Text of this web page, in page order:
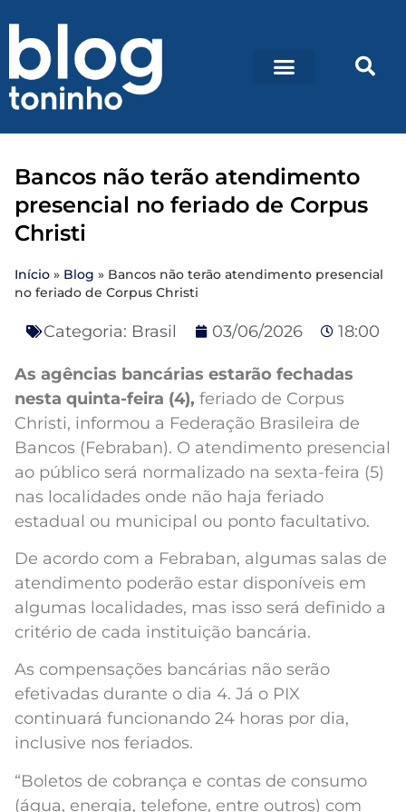
Bancos não terão atendimento
presencial no feriado de Corpus
Christi
Início » Blog » Bancos não terão atendimento presencial
no feriado de Corpus Christi
Categoria: Brasil 03/06/2026 18:00
As agências bancárias estarão fechadas
nesta quinta-feira (4), feriado de Corpus
Christi, informou a Federação Brasileira de
Bancos (Febraban). O atendimento presencial
ao público será normalizado na sexta-feira (5)
nas localidades onde não haja feriado
estadual ou municipal ou ponto facultativo.
De acordo com a Febraban, algumas salas de
atendimento poderão estar disponíveis em
algumas localidades, mas isso será definido a
critério de cada instituição bancária.
As compensações bancárias não serão
efetivadas durante o dia 4. Já o PIX
continuará funcionando 24 horas por dia,
inclusive nos feriados.
“Boletos de cobrança e contas de consumo
(água, energia, telefone, entre outros) com